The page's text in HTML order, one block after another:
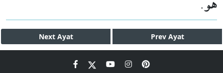
Next Ayat Prev Ayat